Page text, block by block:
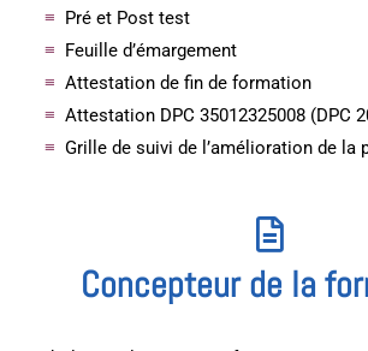
Pré et Post test
Feuille d’émargement
Attestation de fin de formation
Attestation DPC 35012325008 (DPC
Grille de suivi de l’amélioration de la
Concepteur de la